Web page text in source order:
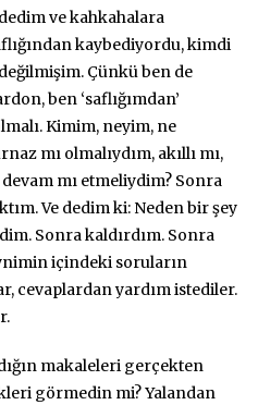
ve kahkahalara
kaybediyordu, kimdi
Çünkü ben de
ben ‘saflığımdan’
Kimim, neyim, ne
mı olmalıydım, akıllı mı,
mı etmeliydim? Sonra
Ve dedim ki: Neden bir şey
Sonra kaldırdım. Sonra
içindeki soruların
cevaplardan yardım istediler.
makaleleri gerçekten
görmedin mi? Yalandan